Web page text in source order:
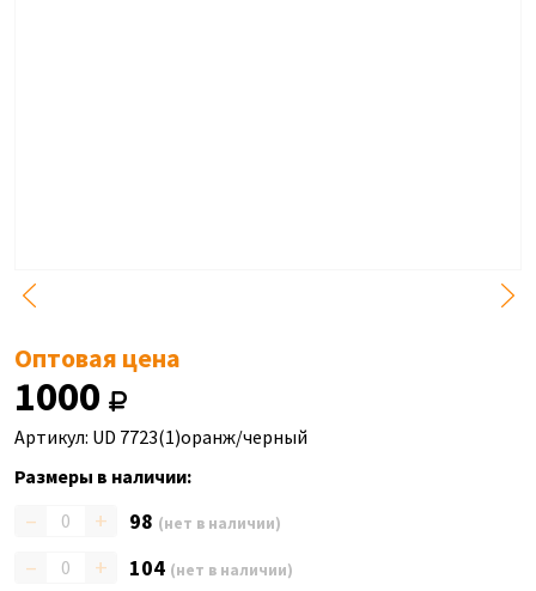
Оптовая цена
1000
Артикул: UD 7723(1)оранж/черный
Размеры в наличии:
– + 98 (нет в наличии)
– + 104 (нет в наличии)